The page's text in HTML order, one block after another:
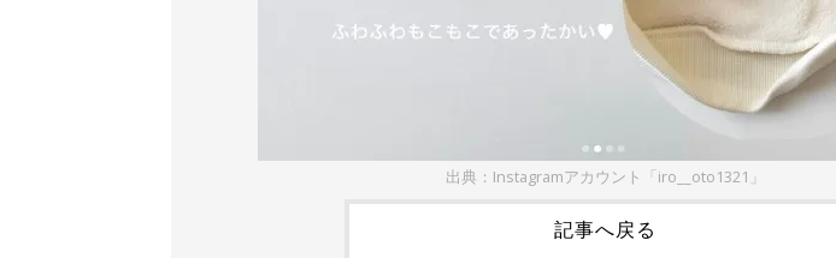
出典：Instagramアカウント「iro__oto1321」
記事へ戻る